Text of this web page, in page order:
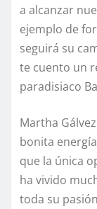
a alcanzar
ejemplo de
seguirá su
te cuento un
paradisiaco
Martha
bonita
que la única
ha vivido
toda su